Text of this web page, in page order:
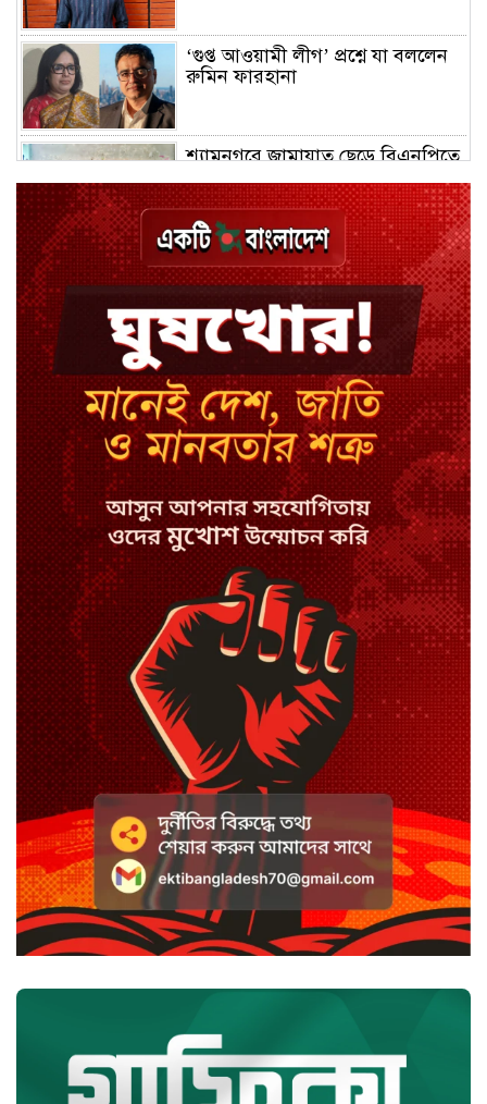
‘গুপ্ত আওয়ামী লীগ’ প্রশ্নে যা বললেন
রুমিন ফারহানা
শ্যামনগরে জামায়াত ছেড়ে বিএনপিতে
ঢাকায় হালকা বৃষ্টির সম্ভাবনা, বাড়তে
পারে তাপমাত্রা
মন্ত্রী-এমপিদের উপস্থিতিতে ইউএনওর
আইফোন চুরি
সিরাজগঞ্জে বাস ট্রাক দুর্ঘটনা, চালকসহ
নিহত ২
স্পিকারের নামে জাল ডিও, প্রতারণার
অভিযোগে এসিল্যান্ডের বিরুদ্ধে মামলা
সাদা না বাদামি চিনি, কোনটি ভালো?
হাসানের ৪ উইকেটের দিনে ধুঁকছে
বাংলাদেশ